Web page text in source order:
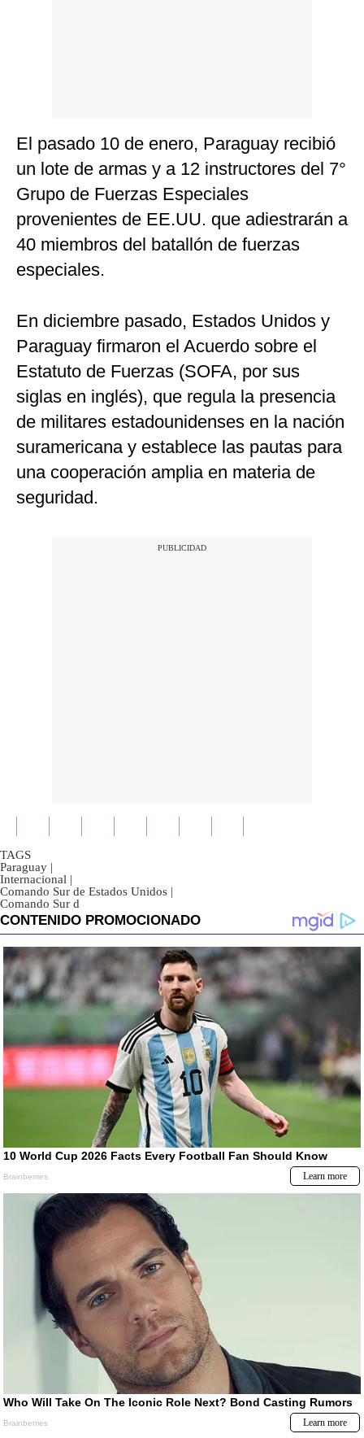
El pasado 10 de enero, Paraguay recibió
un lote de armas y a 12 instructores del 7°
Grupo de Fuerzas Especiales
provenientes de EE.UU. que adiestrarán a
40 miembros del batallón de fuerzas
especiales.
En diciembre pasado, Estados Unidos y
Paraguay firmaron el Acuerdo sobre el
Estatuto de Fuerzas (SOFA, por sus
siglas en inglés), que regula la presencia
de militares estadounidenses en la nación
suramericana y establece las pautas para
una cooperación amplia en materia de
seguridad.
TAGS
Paraguay |
Internacional |
Comando Sur de Estados Unidos |
Comando Sur d